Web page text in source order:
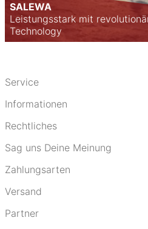
SALEWA
Leistungsstark mit
Technology
Service
Informationen
Rechtliches
Sag uns Deine Meinung
Zahlungsarten
Versand
Partner